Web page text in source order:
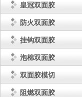
皇冠双面胶
防火双面胶
挂钩双面胶
泡棉双面胶
双面胶模切
阻燃双面胶